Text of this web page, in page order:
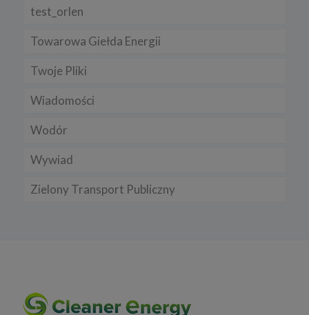
test_orlen
Towarowa Giełda Energii
Twoje Pliki
Wiadomości
Wodór
Wywiad
Zielony Transport Publiczny